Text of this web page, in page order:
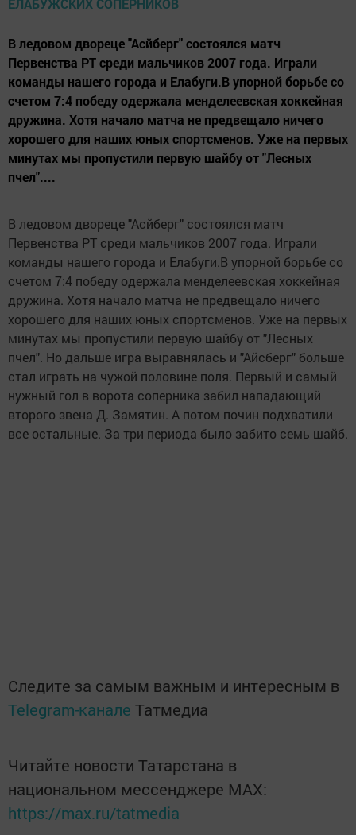
В ледовом двореце "Асйберг" состоялся матч
Первенства РТ среди мальчиков 2007 года. Играли
команды нашего города и Елабуги.В упорной борьбе со
счетом 7:4 победу одержала менделеевская хоккейная
дружина. Хотя начало матча не предвещало ничего
хорошего для наших юных спортсменов. Уже на первых
минутах мы пропустили первую шайбу от "Лесных
пчел"....
В ледовом двореце "Асйберг" состоялся матч
Первенства РТ среди мальчиков 2007 года. Играли
команды нашего города и Елабуги.В упорной борьбе со
счетом 7:4 победу одержала менделеевская хоккейная
дружина. Хотя начало матча не предвещало ничего
хорошего для наших юных спортсменов. Уже на первых
минутах мы пропустили первую шайбу от "Лесных
пчел". Но дальше игра выравнялась и "Айсберг" больше
стал играть на чужой половине поля. Первый и самый
нужный гол в ворота соперника забил нападающий
второго звена Д. Замятин. А потом почин подхватили
все остальные. За три периода было забито семь шайб.
Следите за самым важным и интересным в
Telegram-канале Татмедиа
Читайте новости Татарстана в
национальном мессенджере MАХ:
https://max.ru/tatmedia